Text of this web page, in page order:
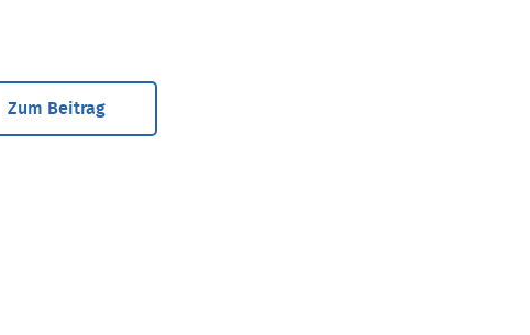
Zum Beitrag